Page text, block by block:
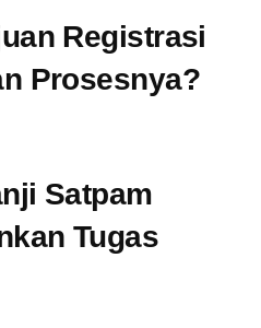
Registrasi
Prosesnya?
Satpam
Tugas